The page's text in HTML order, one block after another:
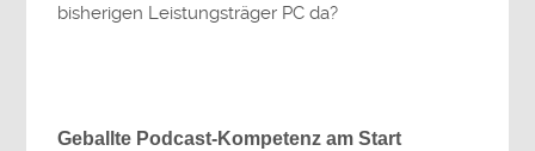
bisherigen Leistungsträger PC da?
Geballte Podcast-Kompetenz am Start